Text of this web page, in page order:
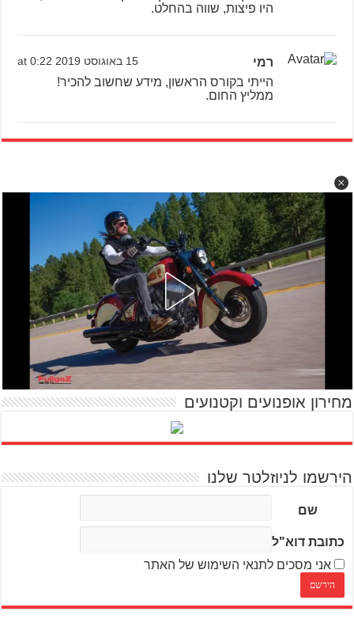
היו פיצות, שווה בהחלט.
רמי 15 באוגוסט 2019 at 0:22
הייתי בקורס הראשון, מידע שחשוב להכיר!
ממליץ החום.
מחירון אופנועים וקטנועים
הירשמו לניוזלטר שלנו
שם
כתובת דוא"ל
אני מסכים לתנאי השימוש של האתר